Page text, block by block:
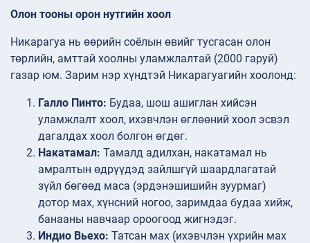
Олон тооны орон нутгийн хоол
Никарагуа нь өөрийн соёлын өвийг тусгасан олон
төрлийн, амттай хоолны уламжлалтай (2000 гаруй)
газар юм. Зарим нэр хүндтэй Никарагуагийн хоолонд:
Галло Пинто: Будаа, шош ашиглан хийсэн
уламжлалт хоол, ихэвчлэн өглөөний хоол эсвэл
дагалдах хоол болгон өгдөг.
Накатамал: Тамалд адилхан, накатамал нь
амралтын өдрүүдэд зайлшгүй шаардлагатай
зүйл бөгөөд маса (эрдэнэшишийн зуурмаг)
дотор мах, хүнсний ногоо, заримдаа будаа хийж,
банааны навчаар ороогоод жигнэдэг.
Индио Вьехо: Татсан мах (ихэвчлэн үхрийн мах